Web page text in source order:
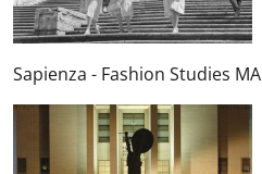
Sapienza - Fashion Studies MA